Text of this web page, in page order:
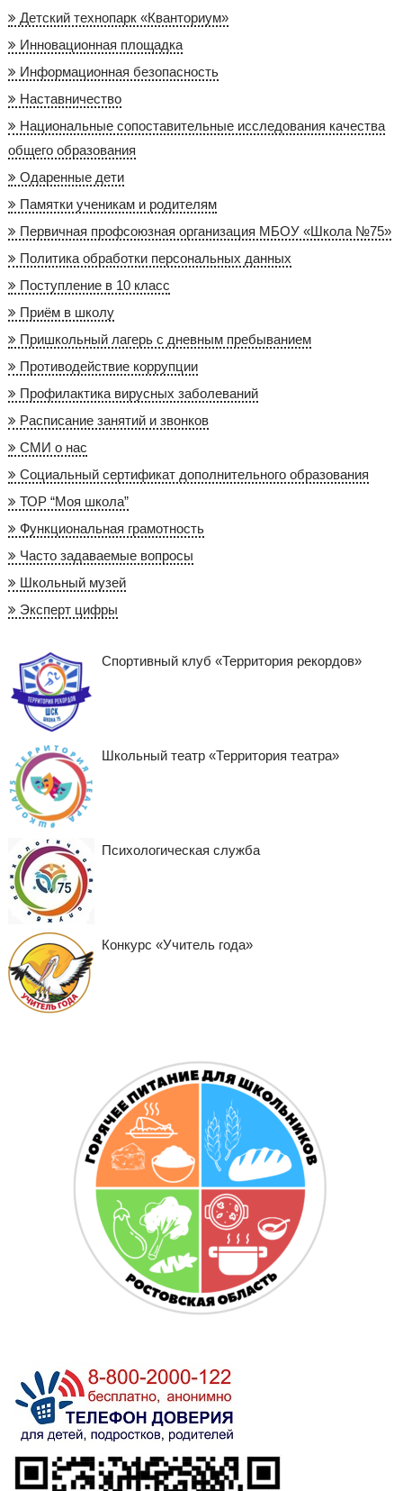
Детский технопарк «Кванториум»
Инновационная площадка
Информационная безопасность
Наставничество
Национальные сопоставительные исследования качества
общего образования
Одаренные дети
Памятки ученикам и родителям
Первичная профсоюзная организация МБОУ «Школа №75»
Политика обработки персональных данных
Поступление в 10 класс
Приём в школу
Пришкольный лагерь с дневным пребыванием
Противодействие коррупции
Профилактика вирусных заболеваний
Расписание занятий и звонков
СМИ о нас
Социальный сертификат дополнительного образования
ТОР “Моя школа”
Функциональная грамотность
Часто задаваемые вопросы
Школьный музей
Эксперт цифры
Спортивный клуб «Территория рекордов»
Школьный театр «Территория театра»
Психологическая служба
Конкурс «Учитель года»